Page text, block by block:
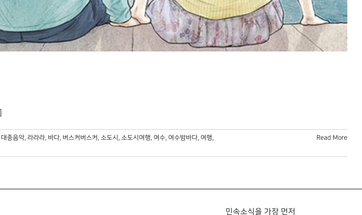
대중음악, 라라라, 바다, 버스커버스커 , 소도시 , 소도시여행, 여수, 여수밤바다, 여행,
Read More
민속소식을 가장 먼저